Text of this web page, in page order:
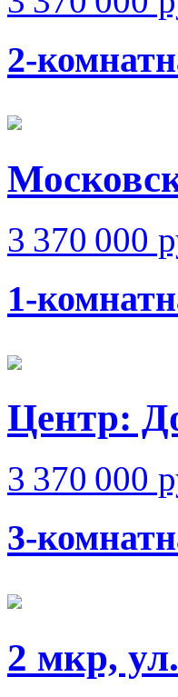
2-
3 370 000
1-
Центр:
3 370 000
3-
2 мкр,